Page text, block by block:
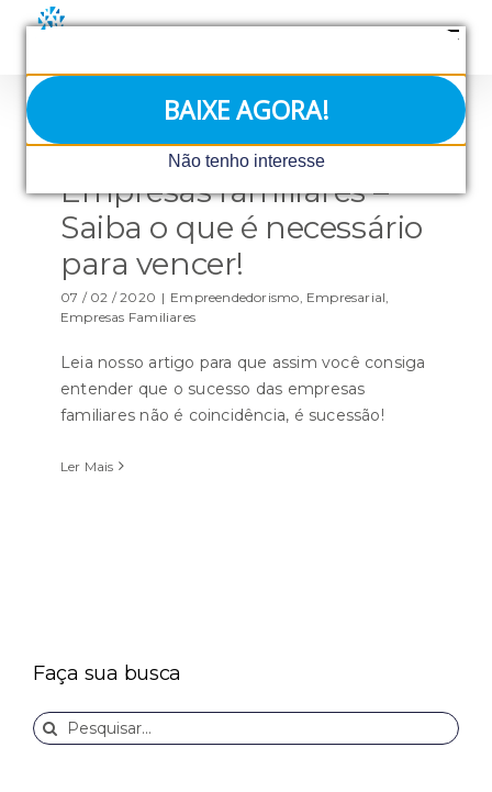
BAIXE AGORA!
Não tenho interesse
conteúdo
Empresas familiares –
Saiba o que é necessário
para vencer!
07 / 02 / 2020 | Empreendedorismo Empresarial
Empresas Familiares
Leia nosso artigo para que assim você consiga
entender que o sucesso das empresas
familiares não é coincidência, é sucessão!
Ler Mais
Faça sua busca
Buscar
resultados